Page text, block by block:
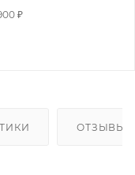
₽
ОТЗЫВЫ